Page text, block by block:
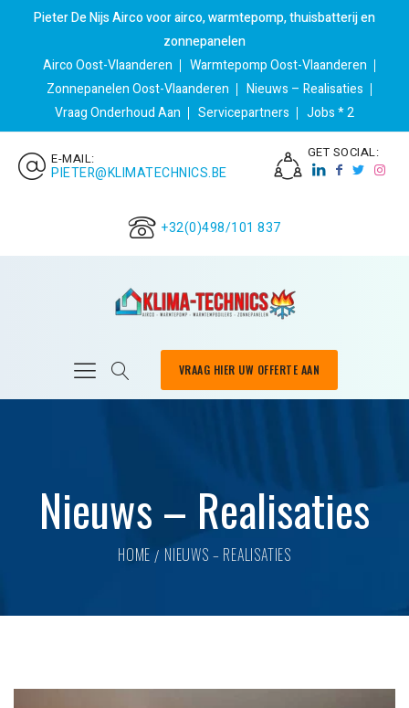
Pieter De Nijs Airco voor airco, warmtepomp, thuisbatterij en
zonnepanelen
Airco Oost-Vlaanderen
Warmtepomp Oost-Vlaanderen
Zonnepanelen Oost-Vlaanderen
Nieuws – Realisaties
Vraag Onderhoud Aan
Servicepartners Jobs * 2
E-MAIL:
PIETER@KLIMATECHNICS.BE
GET SOCIAL:
+32(0)498/101 837
VRAAG HIER UW OFFERTE AAN
Nieuws – Realisaties
HOME NIEUWS – REALISATIES